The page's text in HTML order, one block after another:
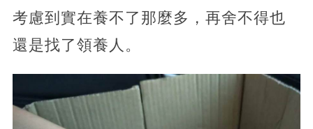
考慮到實在養不了那麼多，再舍不得也
還是找了領養人。